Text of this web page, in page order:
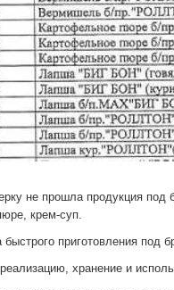
не прошла продукция
крем-суп.
приготовления под
хранение и